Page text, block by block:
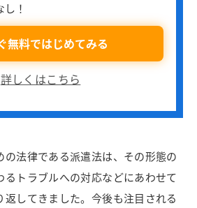
！
無料ではじめてみる
詳しくはこちら
の法律である派遣法は、その形態の
るトラブルへの対応などにあわせて
返してきました。今後も注目される